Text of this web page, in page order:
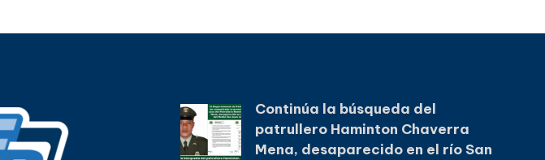
Continúa la búsqueda del
patrullero Haminton Chaverra
Mena, desaparecido en el río San